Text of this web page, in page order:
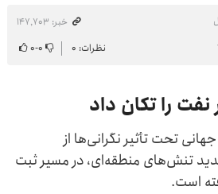
خبر: ۱۴۷٬۷۰۳
نظرات: ۰ ۰-۰
نفت را تکان داد
تحت تأثیر نگرانی‌ها از
تنش‌های منطقه‌ای، در مسیر ثبت
است.